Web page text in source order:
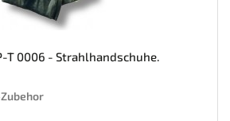
T 0006 - Strahlhandschuhe.